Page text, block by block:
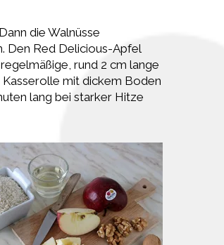
die Walnüsse
Den Red Delicious-Apfel
rund 2 cm lange
mit dickem Boden
lang bei starker Hitze